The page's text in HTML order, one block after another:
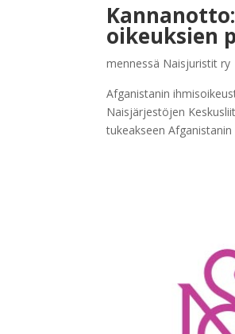
oikeuksien
mennessä Naisjuristit ry
Afganistanin
Naisjärjestöjen
tukeakseen